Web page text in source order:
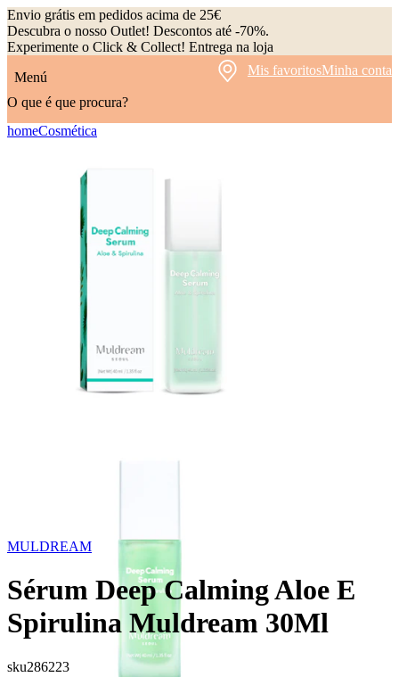
Envio grátis em pedidos acima de 25€
Descubra o nosso Outlet! Descontos até -70%.
Experimente o Click & Collect! Entrega na loja
Menú
Mis favoritosMinha conta
O que é que procura?
homeCosmética
MULDREAM
Sérum Deep Calming Aloe E
Spirulina Muldream 30Ml
sku286223